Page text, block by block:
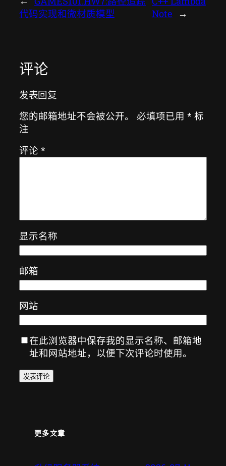
代码实现和微材质模型
Note
→
评论
发表回复
您的邮箱地址不会被公开。 必填项已用 * 标
注
评论 *
显示名称
邮箱
网站
在此浏览器中保存我的显示名称、邮箱地
址和网站地址，以便下次评论时使用。
更多文章